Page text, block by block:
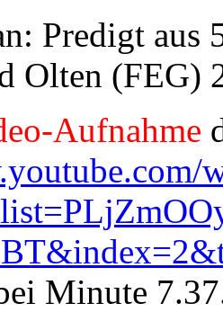
Predigt
Olten (FEG)
Aufnahme
Minute